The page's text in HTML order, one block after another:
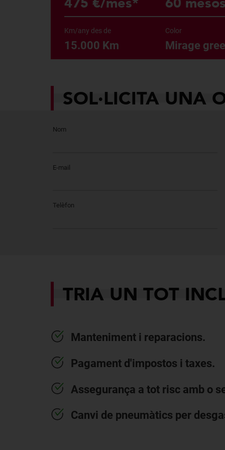
Km/any des de
15.000 Km
Color
Mirage
SOL·LICITA UNA
Nom
E-mail
Telèfon
TRIA UN TOT
Manteniment i reparacions.
Pagament d'impostos i taxes.
Assegurança a tot risc amb o
Canvi de pneumàtics per